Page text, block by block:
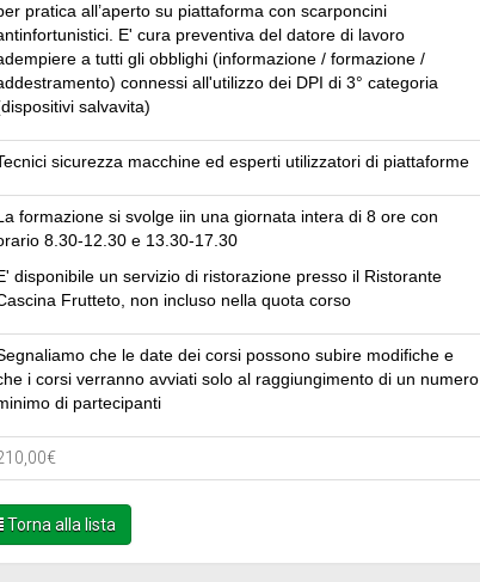
pratica all’aperto su piattaforma con scarponcini
E' cura preventiva del datore di lavoro
a tutti gli obblighi (informazione / formazione /
connessi all'utilizzo dei DPI di 3° categoria
salvavita)
sicurezza macchine ed esperti utilizzatori di piattaforme
formazione si svolge iin una giornata intera di 8 ore con
8.30-12.30 e 13.30-17.30
disponibile un servizio di ristorazione presso il Ristorante
Frutteto, non incluso nella quota corso
che le date dei corsi possono subire modifiche e
i corsi verranno avviati solo al raggiungimento di un numero
di partecipanti
Torna alla lista